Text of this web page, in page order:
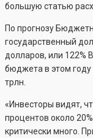
большую статью
По прогнозу
государственный
долларов, или 122%
бюджета в этом году
трлн.
«Инвесторы видят,
процентов около
критически много.